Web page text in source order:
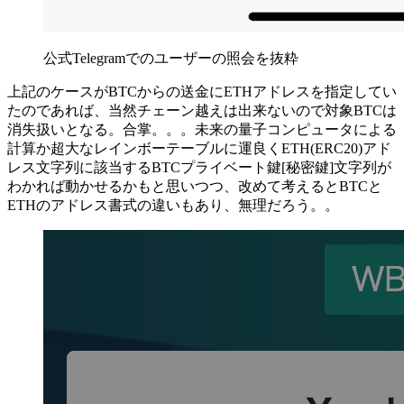
公式Telegramでのユーザーの照会を抜粋
上記のケースがBTCからの送金にETHアドレスを指定してい
たのであれば、当然チェーン越えは出来ないので対象BTCは
消失扱いとなる。合掌。。。未来の量子コンピュータによる
計算か超大なレインボーテーブルに運良くETH(ERC20)アド
レス文字列に該当するBTCプライベート鍵[秘密鍵]文字列が
わかれば動かせるかもと思いつつ、改めて考えるとBTCと
ETHのアドレス書式の違いもあり、無理だろう。。